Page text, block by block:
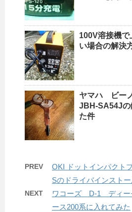
100V溶接機
い場合の解決
ヤマハ ビー
JBH-SA54Jの
た件
PREV
OKI ドットインパクト
Sのドライバインスト
NEXT
ワコーズ D-1 ディー
ース200系に入れてみた